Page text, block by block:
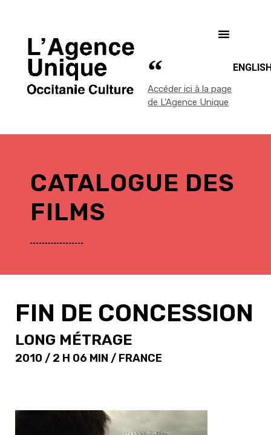
Accéder ici à la page
de L'Agence Unique
CATALOGUE DES
FILMS
FIN DE CONCESSION
LONG MÉTRAGE
2010 / 2 H 06 MIN / FRANCE